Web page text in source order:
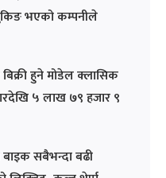
भएको कम्पनीले
हुने मोडेल क्लासिक
५ लाख ७९ हजार ९
बाइक सबैभन्दा बढी